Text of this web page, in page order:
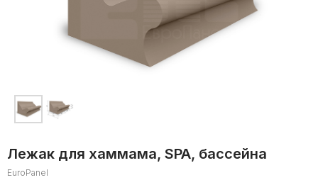
Лежак для хаммама, SPA, бассейна
EuroPanel